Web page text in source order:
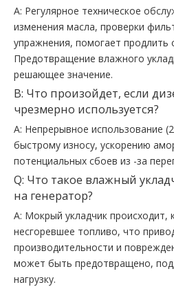
A: Регулярное техническое
изменения масла, проверки
упражнения, помогает продлить
Предотвращение влажного
решающее значение.
В: Что произойдет, если
чрезмерно используется?
A: Непрерывное использование
быстрому износу, ускорению
потенциальных сбоев из -за
Q: Что такое влажный
на генератор?
A: Мокрый укладчик происходит,
несгоревшее топливо, что
производительности и
может быть предотвращено,
нагрузку.